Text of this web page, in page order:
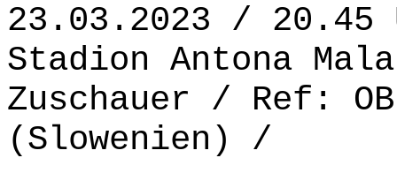
23.03.2023 /
Stadion Antona
Zuschauer / Ref:
(Slowenien) /